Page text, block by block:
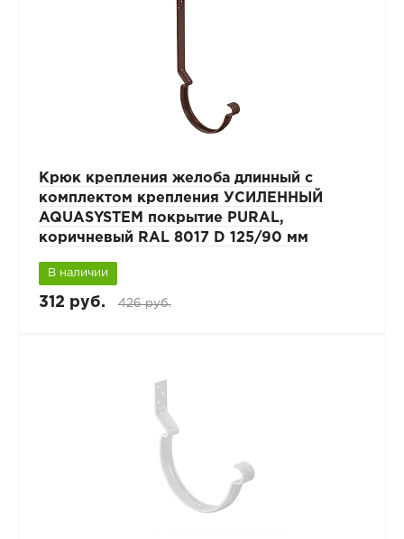
Крюк крепления желоба длинный с
комплектом крепления УСИЛЕННЫЙ
AQUASYSTEM покрытие PURAL,
коричневый RAL 8017 D 125/90 мм
В наличии
312 руб. 426 руб.